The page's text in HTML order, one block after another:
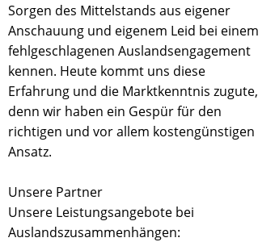
Sorgen des Mittelstands aus eigener
Anschauung und eigenem Leid bei einem
fehlgeschlagenen Auslandsengagement
kennen. Heute kommt uns diese
Erfahrung und die Marktkenntnis zugute,
denn wir haben ein Gespür für den
richtigen und vor allem kostengünstigen
Ansatz.
Unsere Partner
Unsere Leistungsangebote bei
Auslandszusammenhängen: